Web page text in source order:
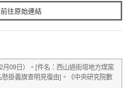
前往原始連結